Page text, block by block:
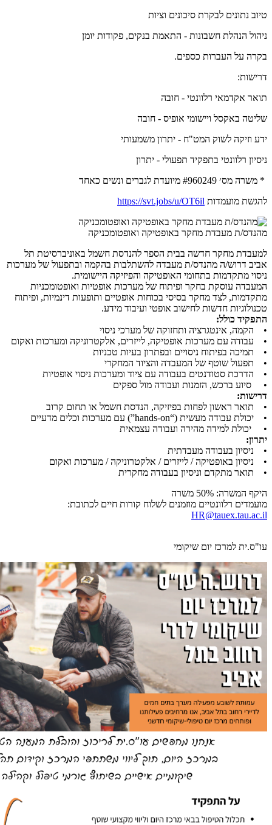
טיוב נתונים לבקרת סיכונים וציות
ניהול הנהלת חשבונות - התאמת בנקים, פקודות יומן
בקרה על העברות כספים.
דרישות:
תואר אקדמאי רלוונטי - חובה
שליטה באקסל ויישומי אופיס - חובה
ידע וזיקה לשוק המט"ח - יתרון משמעותי
ניסיון רלוונטי בתפקיד תפעולי - יתרון
* משרה מס׳ #960249 מיועדת לגברים ונשים כאחד
להגשת מועמדות https://svt.jobs/u/OT6il
מהנדס/ת מעבדת מחקר באופטיקה ואופטומכניקה
למעבדת מחקר חדשה בבית הספר להנדסת חשמל באוניברסיטת תל
אביב דרוש/ה מהנדס/ת מעבדה להשתלבות בהקמה ובתפעול של מערכות
ניסוי מתקדמות בתחומי האופטיקה והפיזיקה היישומית.
המעבדה עוסקת בחקר ופיתוח של מערכות אופטיות ואופטומכניות
מתקדמות, לצד מחקר בסיסי בכוחות אופטיים ותופעות דינמיות, ופיתוח
טכנולוגיות חדשות לחישוב אופטי ועיבוד מידע.
התפקיד כולל:
• הקמה, אינטגרציה ותחזוקה של מערכי ניסוי
• עבודה עם מערכות אופטיקה, לייזרים, אלקטרוניקה ומערכות ואקום
• תמיכה בפיתוח ניסויים ובפתרון בעיות טכניות
• תפעול שוטף של המעבדה והציוד המחקרי
• הדרכת סטודנטים בעבודה עם ציוד ומערכות ניסוי אופטיות
• סיוע ברכש, הזמנות ועבודה מול ספקים
דרישות:
• תואר ראשון לפחות בפיזיקה, הנדסת חשמל או תחום קרוב
• יכולת עבודה מעשית (“hands-on”) עם מערכות וכלים מדעיים
• יכולת למידה מהירה ועבודה עצמאית
יתרון:
• ניסיון בעבודה מעבדתית
• ניסיון באופטיקה / לייזרים / אלקטרוניקה / מערכות ואקום
• תואר מתקדם וניסיון בעבודה מחקרית
היקף המשרה: 50% משרה
מועמדים רלוונטיים מוזמנים לשלוח קורות חיים לכתובת:
HR@tauex.tau.ac.il
עו"ס.ית למרכז יום שיקומי